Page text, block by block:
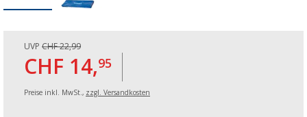
UVP CHF 22,99
CHF 14,95
Preise inkl. MwSt., zzgl. Versandkosten